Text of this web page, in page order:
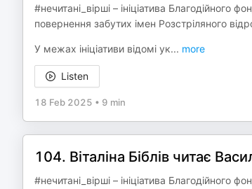
#нечитані_вірші – ініціатива
повернення забутих імен Розстріляного
У межах ініціативи відомі ук... more
Listen
18 Feb 2025 • 9 min
104. Віталіна Біблів читає
#нечитані_вірші – ініціатива